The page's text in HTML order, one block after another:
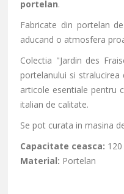
portelan.
Fabricate din portelan
aducand o atmosfera
Colectia "Jardin des
portelanului si
articole esentiale pentru
italian de calitate.
Se pot curata in masina
Capacitate ceasca:
Material: Portelan